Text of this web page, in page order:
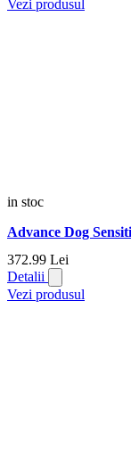
Vezi produsul
in stoc
Advance Dog
372.99 Lei
Detalii
Vezi produsul